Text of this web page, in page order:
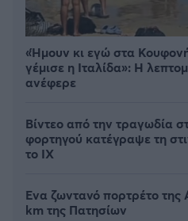
«Ήμουν κι εγώ στα
γέμισε η Ιταλίδα»: Η
ανέφερε
Βίντεο από την τραγωδία
φορτηγού κατέγραψε τη
το ΙΧ
Ένα ζωντανό πορτρέτο
km της Πατησίων